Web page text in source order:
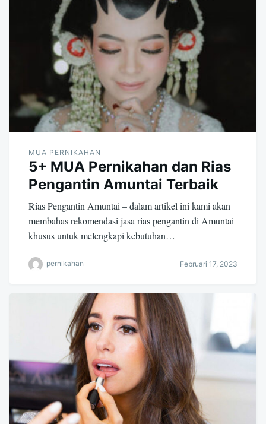
MUA PERNIKAHAN
5+ MUA Pernikahan dan Rias
Pengantin Amuntai Terbaik
Rias Pengantin Amuntai – dalam artikel ini kami akan
membahas rekomendasi jasa rias pengantin di Amuntai
khusus untuk melengkapi kebutuhan…
pernikahan Februari 17, 2023